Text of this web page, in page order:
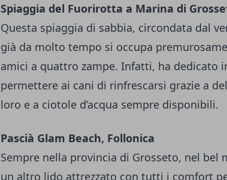
Spiaggia del Fuorirotta a Marina di
Questa spiaggia di sabbia, circondata dal
già da molto tempo si occupa
amici a quattro zampe. Infatti, ha dedicato
permettere ai cani di rinfrescarsi grazie a
loro e a ciotole d’acqua sempre disponibili.
Pascià Glam Beach, Follonica
Sempre nella provincia di Grosseto, nel bel
un altro lido attrezzato con tutti i comfort